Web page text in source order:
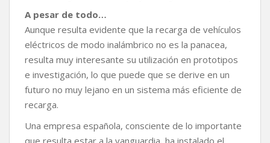
A pesar de todo…
Aunque resulta evidente que la recarga de vehículos
eléctricos de modo inalámbrico no es la panacea,
resulta muy interesante su utilización en prototipos
e investigación, lo que puede que se derive en un
futuro no muy lejano en un sistema más eficiente de
recarga.
Una empresa española, consciente de lo importante
que resulta estar a la vanguardia, ha instalado el